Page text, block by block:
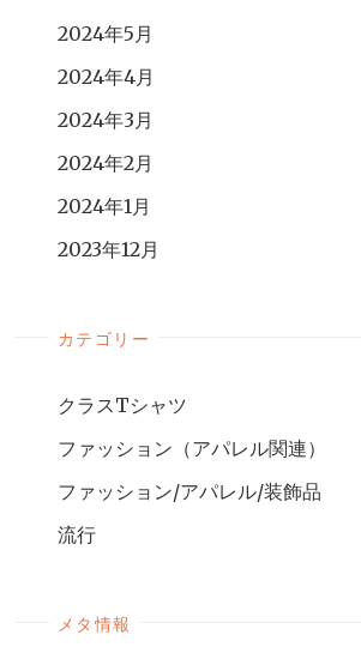
2024年5月
2024年4月
2024年3月
2024年2月
2024年1月
2023年12月
カテゴリー
クラスTシャツ
ファッション（アパレル関連）
ファッション/アパレル/装飾品
流行
メタ情報